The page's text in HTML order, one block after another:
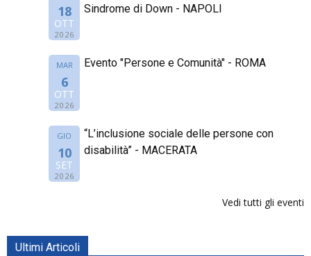
18
OTT
2026
Sindrome di Down - NAPOLI
MAR
6
OTT
2026
Evento "Persone e Comunità" - ROMA
GIO
10
SET
2026
“L’inclusione sociale delle persone con
disabilità” - MACERATA
Vedi tutti gli eventi
Ultimi Articoli